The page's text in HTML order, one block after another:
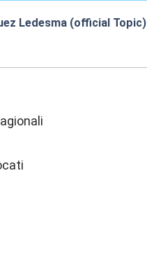
Ledesma (official Topic)